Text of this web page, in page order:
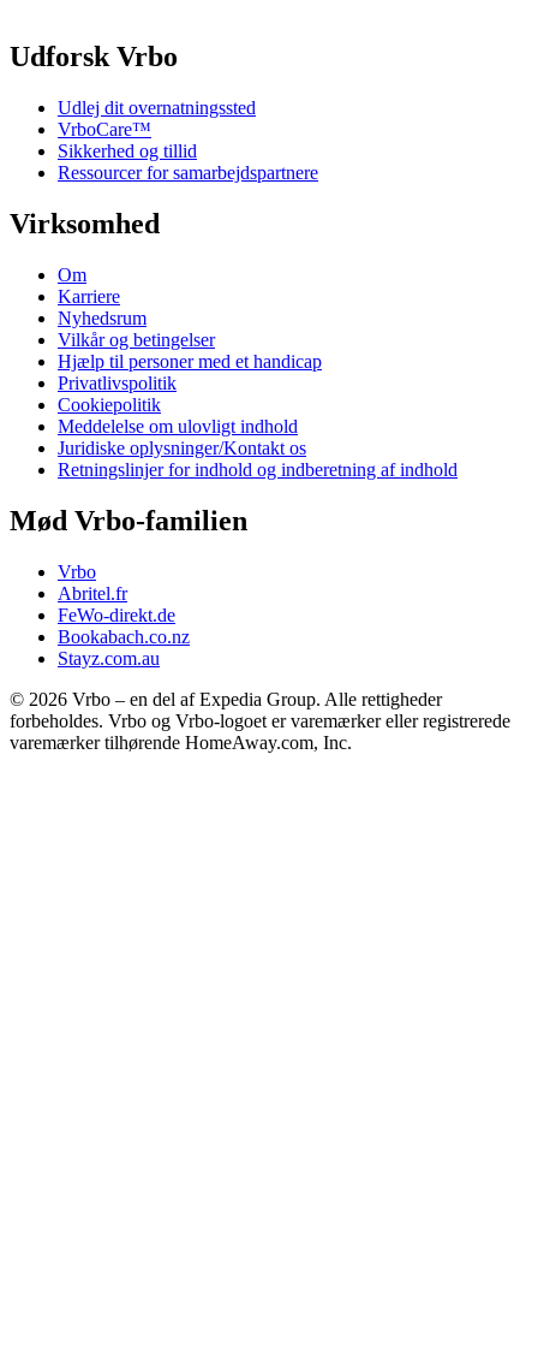
Udforsk Vrbo
Udlej dit overnatningssted
VrboCare™
Sikkerhed og tillid
Ressourcer for samarbejdspartnere
Virksomhed
Om
Karriere
Nyhedsrum
Vilkår og betingelser
Hjælp til personer med et handicap
Privatlivspolitik
Cookiepolitik
Meddelelse om ulovligt indhold
Juridiske oplysninger/Kontakt os
Retningslinjer for indhold og indberetning af indhold
Mød Vrbo-familien
Vrbo
Abritel.fr
FeWo-direkt.de
Bookabach.co.nz
Stayz.com.au
© 2026 Vrbo – en del af Expedia Group. Alle rettigheder
forbeholdes. Vrbo og Vrbo-logoet er varemærker eller registrerede
varemærker tilhørende HomeAway.com, Inc.